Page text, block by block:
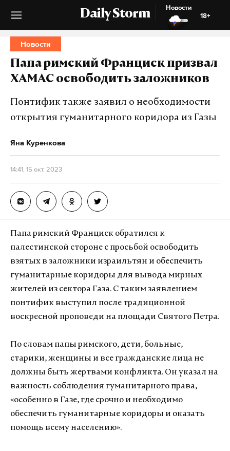
Daily Storm
Новости
18+
Новости
Папа римский Франциск призвал
ХАМАС освободить заложников
Понтифик также заявил о необходимости
открытия гуманитарного коридора из Газы
Яна Куренкова
14:41, 15 окт. 2023
Папа римский Франциск обратился к
палестинской стороне с просьбой освободить
взятых в заложники израильтян и обеспечить
гуманитарные коридоры для вывода мирных
жителей из сектора Газа. С таким заявлением
понтифик выступил после традиционной
воскресной проповеди на площади Святого Петра.
По словам папы римского, дети, больные,
старики, женщины и все гражданские лица не
должны быть жертвами конфликта. Он указал на
важность соблюдения гуманитарного права,
«особенно в Газе, где срочно и необходимо
обеспечить гуманитарные коридоры и оказать
помощь всему населению».